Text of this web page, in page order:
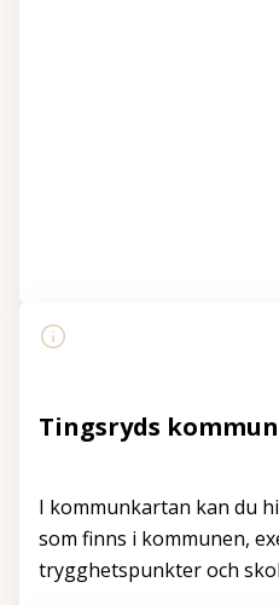
Tingsryds
I kommunkartan kan du
som finns i kommunen,
trygghetspunkter och